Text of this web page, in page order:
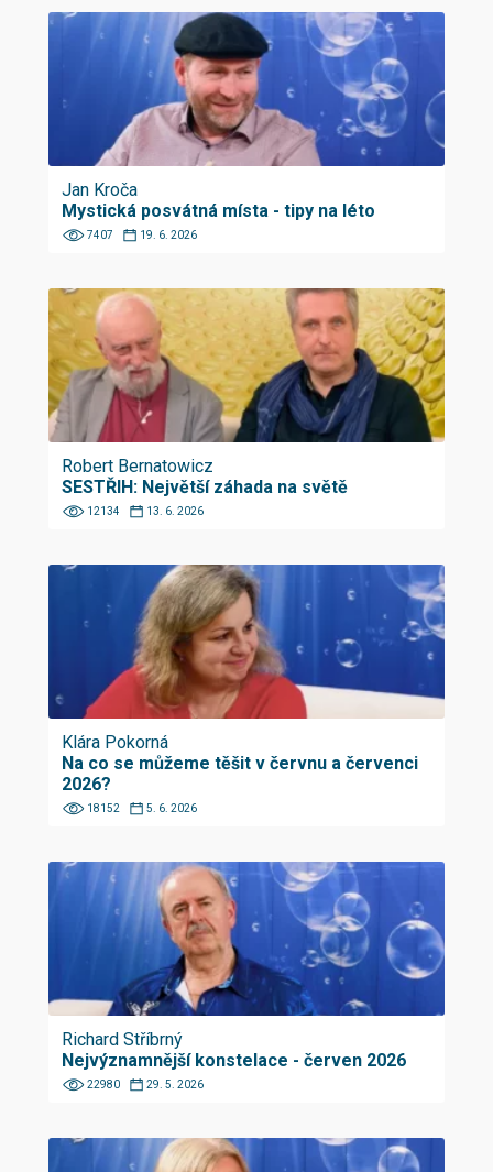
Jan Kroča
Mystická posvátná místa - tipy na léto
7407 19. 6. 2026
Robert Bernatowicz
SESTŘIH: Největší záhada na světě
12134 13. 6. 2026
Klára Pokorná
Na co se můžeme těšit v červnu a červenci
2026?
18152 5. 6. 2026
Richard Stříbrný
Nejvýznamnější konstelace - červen 2026
22980 29. 5. 2026